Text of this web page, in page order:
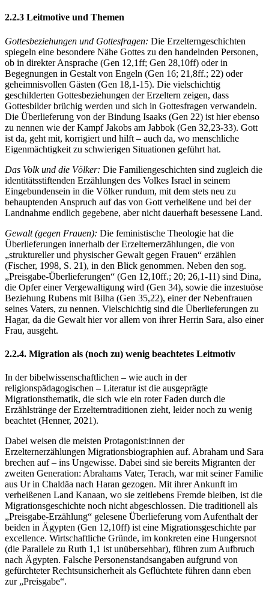
2.2.3 Leitmotive und Themen
Gottesbeziehungen und Gottesfragen: Die Erzelterngeschichten
spiegeln eine besondere Nähe Gottes zu den handelnden Personen,
ob in direkter Ansprache (Gen 12,1ff; Gen 28,10ff) oder in
Begegnungen in Gestalt von Engeln (Gen 16; 21,8ff.; 22) oder
geheimnisvollen Gästen (Gen 18,1-15). Die vielschichtig
geschilderten Gottesbeziehungen der Erzeltern zeigen, dass
Gottesbilder brüchig werden und sich in Gottesfragen verwandeln.
Die Überlieferung von der Bindung Isaaks (Gen 22) ist hier ebenso
zu nennen wie der Kampf Jakobs am Jabbok (Gen 32,23-33). Gott
ist da, geht mit, korrigiert und hilft – auch da, wo menschliche
Eigenmächtigkeit zu schwierigen Situationen geführt hat.
Das Volk und die Völker: Die Familiengeschichten sind zugleich die
identitätsstiftenden Erzählungen des Volkes Israel in seinem
Eingebundensein in die Völker rundum, mit dem stets neu zu
behauptenden Anspruch auf das von Gott verheißene und bei der
Landnahme endlich gegebene, aber nicht dauerhaft besessene Land.
Gewalt (gegen Frauen): Die feministische Theologie hat die
Überlieferungen innerhalb der Erzelternerzählungen, die von
„struktureller und physischer Gewalt gegen Frauen“ erzählen
(Fischer, 1998, S. 21), in den Blick genommen. Neben den sog.
„Preisgabe-Überlieferungen“ (Gen 12,10ff.; 20; 26,1-11) sind Dina,
die Opfer einer Vergewaltigung wird (Gen 34), sowie die inzestuöse
Beziehung Rubens mit Bilha (Gen 35,22), einer der Nebenfrauen
seines Vaters, zu nennen. Vielschichtig sind die Überlieferungen zu
Hagar, da die Gewalt hier vor allem von ihrer Herrin Sara, also einer
Frau, ausgeht.
2.2.4. Migration als (noch zu) wenig beachtetes Leitmotiv
In der bibelwissenschaftlichen – wie auch in der
religionspädagogischen – Literatur ist die ausgeprägte
Migrationsthematik, die sich wie ein roter Faden durch die
Erzählstränge der Erzelterntraditionen zieht, leider noch zu wenig
beachtet (Henner, 2021).
Dabei weisen die meisten Protagonist:innen der
Erzelternerzählungen Migrationsbiographien auf. Abraham und Sara
brechen auf – ins Ungewisse. Dabei sind sie bereits Migranten der
zweiten Generation: Abrahams Vater, Terach, war mit seiner Familie
aus Ur in Chaldäa nach Haran gezogen. Mit ihrer Ankunft im
verheißenen Land Kanaan, wo sie zeitlebens Fremde bleiben, ist die
Migrationsgeschichte noch nicht abgeschlossen. Die traditionell als
„Preisgabe-Erzählung“ gelesene Überlieferung vom Aufenthalt der
beiden in Ägypten (Gen 12,10ff) ist eine Migrationsgeschichte par
excellence. Wirtschaftliche Gründe, im konkreten eine Hungersnot
(die Parallele zu Ruth 1,1 ist unübersehbar), führen zum Aufbruch
nach Ägypten. Falsche Personenstandsangaben aufgrund von
gefürchteter Rechtsunsicherheit als Geflüchtete führen dann eben
zur „Preisgabe“.